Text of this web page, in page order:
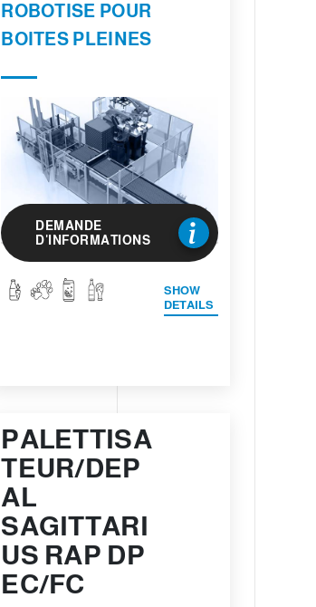
ROBOTISE POUR
BOITES PLEINES
DEMANDE
D'INFORMATIONS
SHOW
DETAILS
PALETTISA
TEUR/DEP
AL
SAGITTARI
US RAP DP
EC/FC